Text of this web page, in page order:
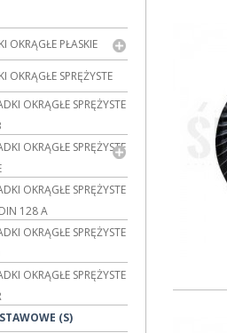
OKRĄGŁE PŁASKIE
OKRĄGŁE SPRĘŻYSTE
OKRĄGŁE SPRĘŻYSTE
OKRĄGŁE SPRĘŻYSTE
OKRĄGŁE SPRĘŻYSTE
128 A
OKRĄGŁE SPRĘŻYSTE
OKRĄGŁE SPRĘŻYSTE
(S)